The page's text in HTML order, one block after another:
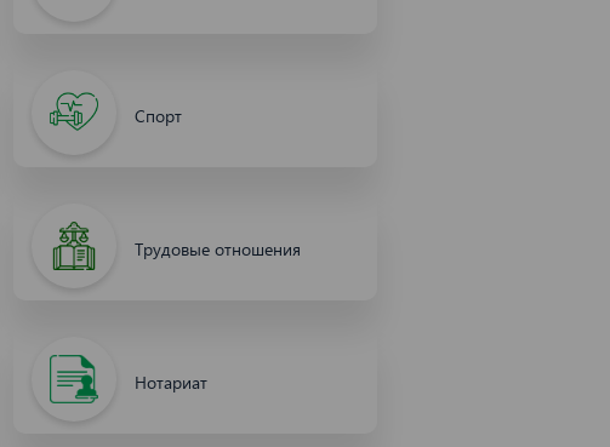
Спорт
Трудовые отношения
Нотариат